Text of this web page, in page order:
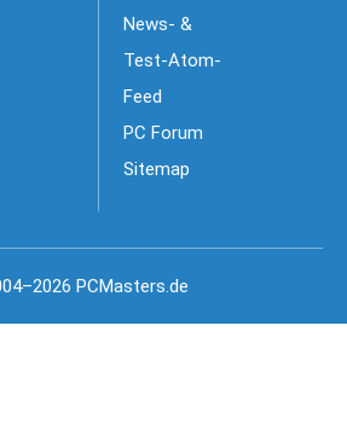
News- &
Test-Atom-
Feed
PC Forum
Sitemap
PCMasters.de